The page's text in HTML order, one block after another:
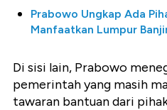
Prabowo Ungkap Ada
Manfaatkan Lumpur
Di sisi lain, Prabowo
pemerintah yang masih
tawaran bantuan dari